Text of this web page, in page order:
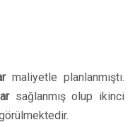
maliyetle planlanmıştı.
sağlanmış olup ikinci